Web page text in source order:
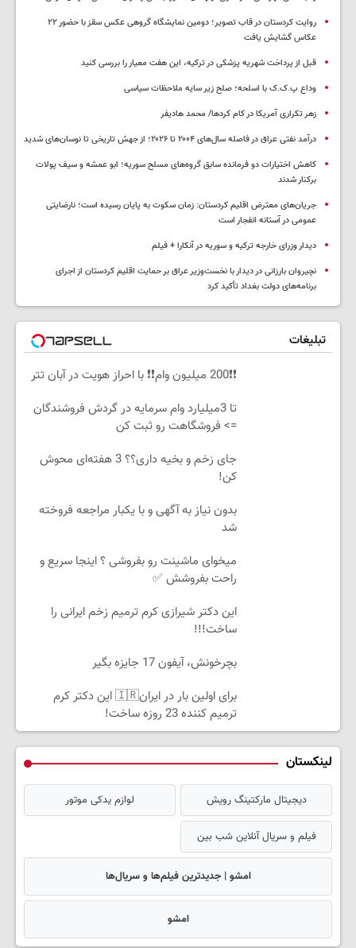
روایت کردستان در قاب تصویر؛ دومین نمایشگاه گروهی عکس سقز با حضور ۲۲
عکاس گشایش یافت
قبل از پرداخت شهریه پزشکی در ترکیه، این هفت معیار را بررسی کنید
وداع پ.ک.ک با اسلحه؛ صلح زیر سایه ملاحظات سیاسی
زهر تکراری آمریکا در کام کردها/ محمد هادیفر
درآمد نفتی عراق در فاصله سال‌های ۲۰۰۴ تا ۲۰۲۶؛ از جهش تاریخی تا نوسان‌های شدید
کاهش اختیارات دو فرمانده سابق گروه‌های مسلح سوریه؛ ابو عمشه و سیف پولات
برکنار شدند
جریان‌های معترض اقلیم کردستان: زمان سکوت به پایان رسیده است؛ نارضایتی
عمومی در آستانه انفجار است
دیدار وزرای خارجه ترکیه و سوریه در آنکارا + فیلم
نچیروان بارزانی در دیدار با نخست‌وزیر عراق بر حمایت اقلیم کردستان از اجرای
برنامه‌های دولت بغداد تأکید کرد
تبلیغات
❗❗200 میلیون وام❗❗ با احراز هویت در آبان تتر
تا 3میلیارد وام سرمایه در گردش فروشندگان
=> فروشگاهت رو ثبت کن
جای زخم و بخیه داری؟؟ 3 هفته‌ای محوش
کن!
بدون نیاز به آگهی و با یکبار مراجعه فروخته
شد
میخوای ماشینت رو بفروشی ؟ اینجا سریع و
راحت بفروشش ✅
این دکتر شیرازی کرم ترمیم زخم ایرانی را
ساخت!!!
بچرخونش، آیفون 17 جایزه بگیر
برای اولین بار در ایران🇮🇷 این دکتر کرم
ترمیم کننده 23 روزه ساخت!
لینکستان
دیجیتال مارکتینگ رویش لوازم یدکی موتور
فیلم و سریال آنلاین شب بین
امشو | جدیدترین فیلم‌ها و سریال‌ها
امشو